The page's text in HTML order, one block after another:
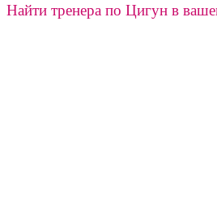
Найти тренера по Цигун в